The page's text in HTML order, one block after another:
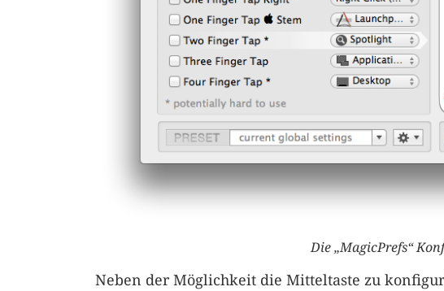
Die „MagicPrefs“
Neben der Möglichkeit die Mitteltaste zu